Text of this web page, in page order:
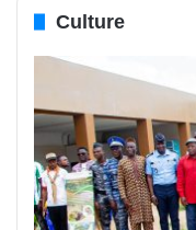
Culture